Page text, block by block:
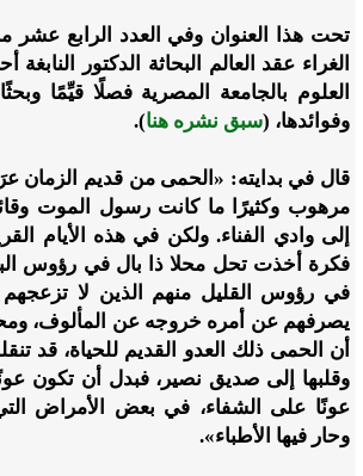
تحت هذا العنوان وفي العدد الرابع عشر
الغراء عقد العالم البحاثة الدكتور
العلوم بالجامعة المصرية فصلًا قيِّمًا
وفوائدها، (سبق نشره هنا).
قال في بدايته: «الحمى من قديم
مرهوب وكثيرًا ما كانت رسول الموت
إلى وادي الفناء. ولكن في هذه الأيام
فكرة أخذت تحل محلا ذا بال في رؤوس
في رؤوس القليل منهم الذين لا تزعجهم
يصرفهم عن أمره خروجه عن المألوف،
أن الحمى ذلك العدو القديم للحياة، قد
وقلبها إلى صديق نصير، فبدل أن تكون
عونًا على الشفاء، في بعض الأمراض
وحار فيها الأطباء».